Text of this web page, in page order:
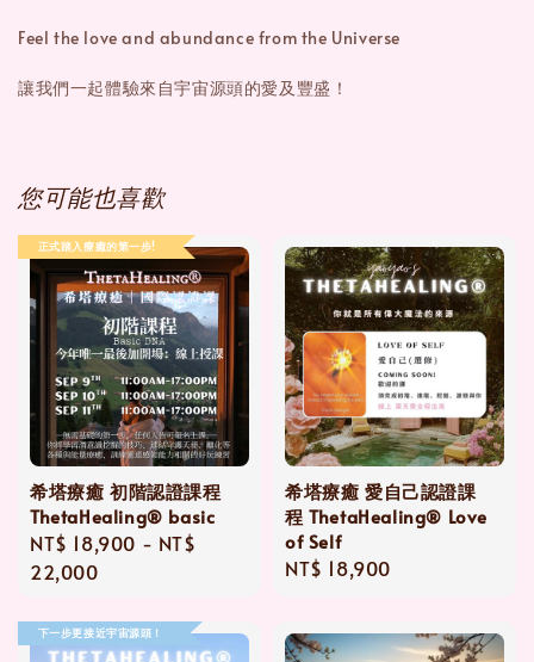
Feel the love and abundance from the Universe
讓我們一起體驗來自宇宙源頭的愛及豐盛！
您可能也喜歡
正式踏入療癒的第一步!
希塔療癒 初階認證課程
ThetaHealing® basic
Regular
price
NT$ 18,900 - NT$
22,000
希塔療癒 愛自己認證課
程 ThetaHealing® Love
of Self
Regular
NT$ 18,900
下一步更接近宇宙源頭！